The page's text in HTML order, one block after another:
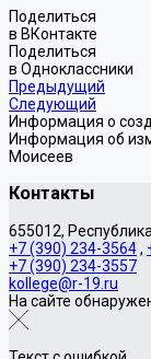
Поделиться
в ВКонтакте
Поделиться
в Одноклассники
Предыдущий
Следующий
Информация о
Информация об
Моисеев
Контакты
655012,
+7 (390) 234-3564,
+7 (390) 234-3557
kollege@r-19.ru
На сайте